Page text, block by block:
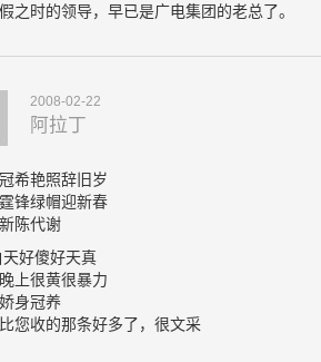
之时的领导，早已是广电集团的老总了。
2008-02-22
阿拉丁
冠希艳照辞旧岁
锋绿帽迎新春
陈代谢
天好傻好天真
上很黄很暴力
身冠养
您收的那条好多了，很文采